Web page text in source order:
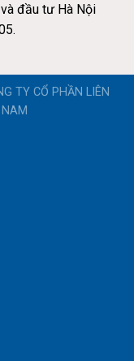
đầu tư Hà Nội
TY CỔ PHẦN LIÊN